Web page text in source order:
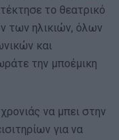
το θεατρικό
των ηλικιών, όλων
και
την μποέμικη
να μπει στην
για να